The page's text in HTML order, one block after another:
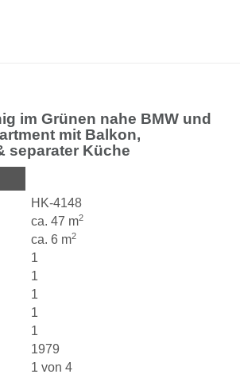
im Grünen nahe BMW und
mit Balkon,
separater Küche
HK-4148
ca. 47 m2
ca. 6 m2
1
1
1
1
1
1979
1 von 4